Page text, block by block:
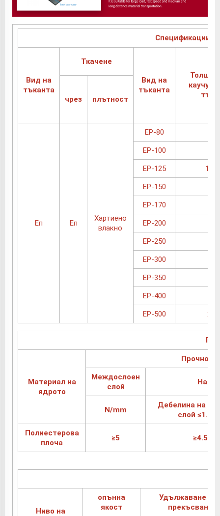
Спецификации и
Вид на
тъканта
Ткачене
Вид на
тъканта
чрез плътност
Еп Еп
Хартиено
влакно
EP-80
EP-100
EP-125 1.05
EP-150
EP-170
EP-200
EP-250
EP-300
EP-350
EP-400
EP-500 2.1
Материал на
ядрото
Прочност
Междослоен
слой
N/mm
Дебелина на
слой
Полиестерова
плоча
≥5 ≥4.5
Ниво на
опънна
якост
Удължаване
прекъсване